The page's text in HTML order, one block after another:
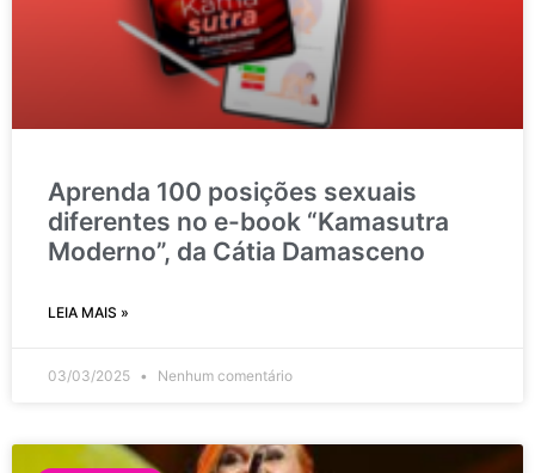
Aprenda 100 posições sexuais
diferentes no e-book “Kamasutra
Moderno”, da Cátia Damasceno
LEIA MAIS »
03/03/2025 Nenhum comentário